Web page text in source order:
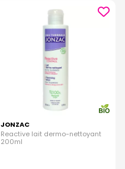
JONZAC
Reactive lait dermo-nettoyant
200ml